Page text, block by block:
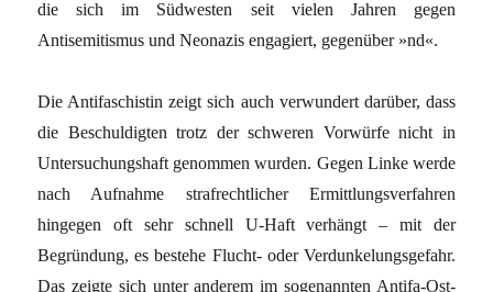
die sich im Südwesten seit vielen Jahren gegen
Antisemitismus und Neonazis engagiert, gegenüber »nd«.
Die Antifaschistin zeigt sich auch verwundert darüber, dass
die Beschuldigten trotz der schweren Vorwürfe nicht in
Untersuchungshaft genommen wurden. Gegen Linke werde
nach Aufnahme strafrechtlicher Ermittlungsverfahren
hingegen oft sehr schnell U-Haft verhängt – mit der
Begründung, es bestehe Flucht- oder Verdunkelungsgefahr.
Das zeigte sich unter anderem im sogenannten Antifa-Ost-